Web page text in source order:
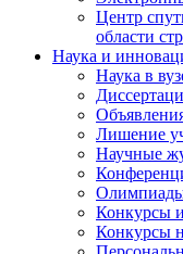
Центр
области
Наука и
Наука в
Лишение
Научные
Конкурсы
Конкурсы